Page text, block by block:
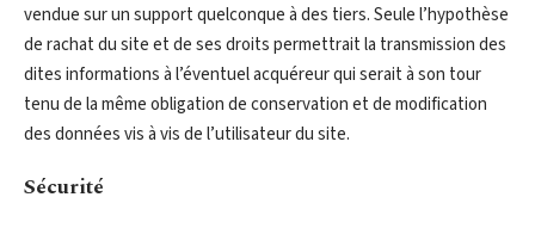
vendue sur un support quelconque à des tiers. Seule l’hypothèse
de rachat du site et de ses droits permettrait la transmission des
dites informations à l’éventuel acquéreur qui serait à son tour
tenu de la même obligation de conservation et de modification
des données vis à vis de l’utilisateur du site.
Sécurité